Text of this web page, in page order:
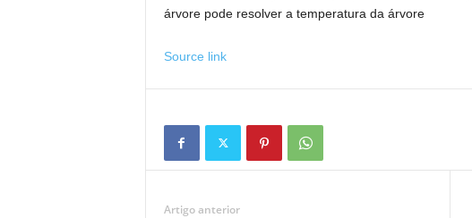
árvore pode resolver a temperatura da árvore
Source link
Artigo anterior